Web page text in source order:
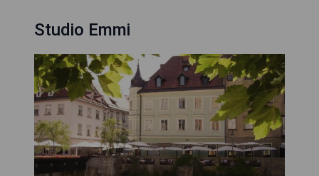
Studio Emmi